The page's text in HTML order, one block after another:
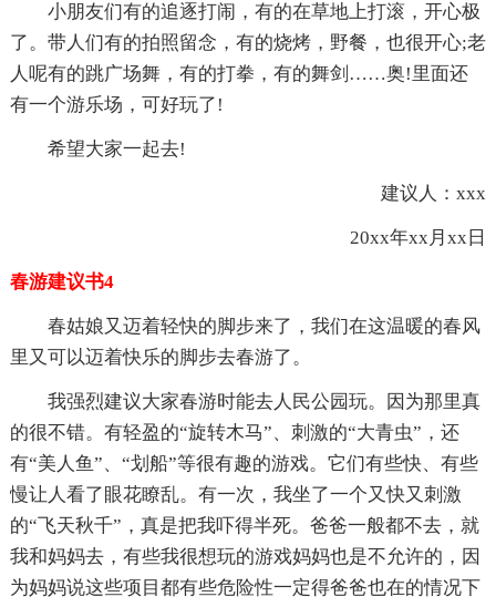
小朋友们有的追逐打闹，有的在草地上打滚，开心极
了。带人们有的拍照留念，有的烧烤，野餐，也很开心;老
人呢有的跳广场舞，有的打拳，有的舞剑……奥!里面还
有一个游乐场，可好玩了!
希望大家一起去!
建议人：xxx
20xx年xx月xx日
春游建议书4
春姑娘又迈着轻快的脚步来了，我们在这温暖的春风
里又可以迈着快乐的脚步去春游了。
我强烈建议大家春游时能去人民公园玩。因为那里真
的很不错。有轻盈的“旋转木马”、刺激的“大青虫”，还
有“美人鱼”、“划船”等很有趣的游戏。它们有些快、有些
慢让人看了眼花瞭乱。有一次，我坐了一个又快又刺激
的“飞天秋千”，真是把我吓得半死。爸爸一般都不去，就
我和妈妈去，有些我很想玩的游戏妈妈也是不允许的，因
为妈妈说这些项目都有些危险性一定得爸爸也在的情况下